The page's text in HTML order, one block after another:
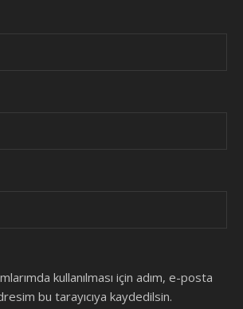
kullanılması için adım, e-posta
bu tarayıcıya kaydedilsin.